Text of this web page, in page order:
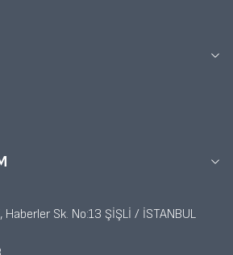
Sk. No:13 ŞİŞLİ / İSTANBUL